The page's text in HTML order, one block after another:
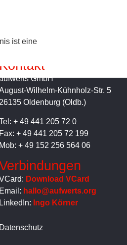
ist eine
Kontakt
GmbH
Wilhelm-Kühnholz-Str. 5
26135 Olden­burg (Oldb.)
+ 49 441 205 72 0
Fax: + 49 441 205 72 199
Mob: + 49 152 256 564 06
Down­load VCard
Email: hallo@aufwerts.org
LinkedIn: Ingo Kör­ner
Datenschutz